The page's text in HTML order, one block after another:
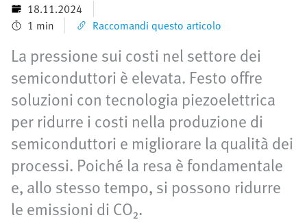
18.11.2024
1 min
Raccomandi questo articolo
La pressione sui costi nel settore dei
semiconduttori è elevata. Festo offre
soluzioni con tecnologia piezoelettrica
per ridurre i costi nella produzione di
semiconduttori e migliorare la qualità dei
processi. Poiché la resa è fondamentale
e, allo stesso tempo, si possono ridurre
le emissioni di CO₂.